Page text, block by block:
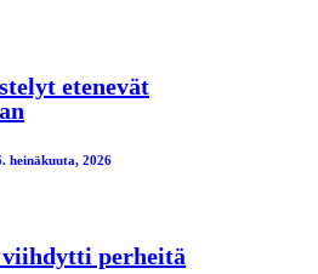
etenevät
heinäkuuta, 2026
perheitä